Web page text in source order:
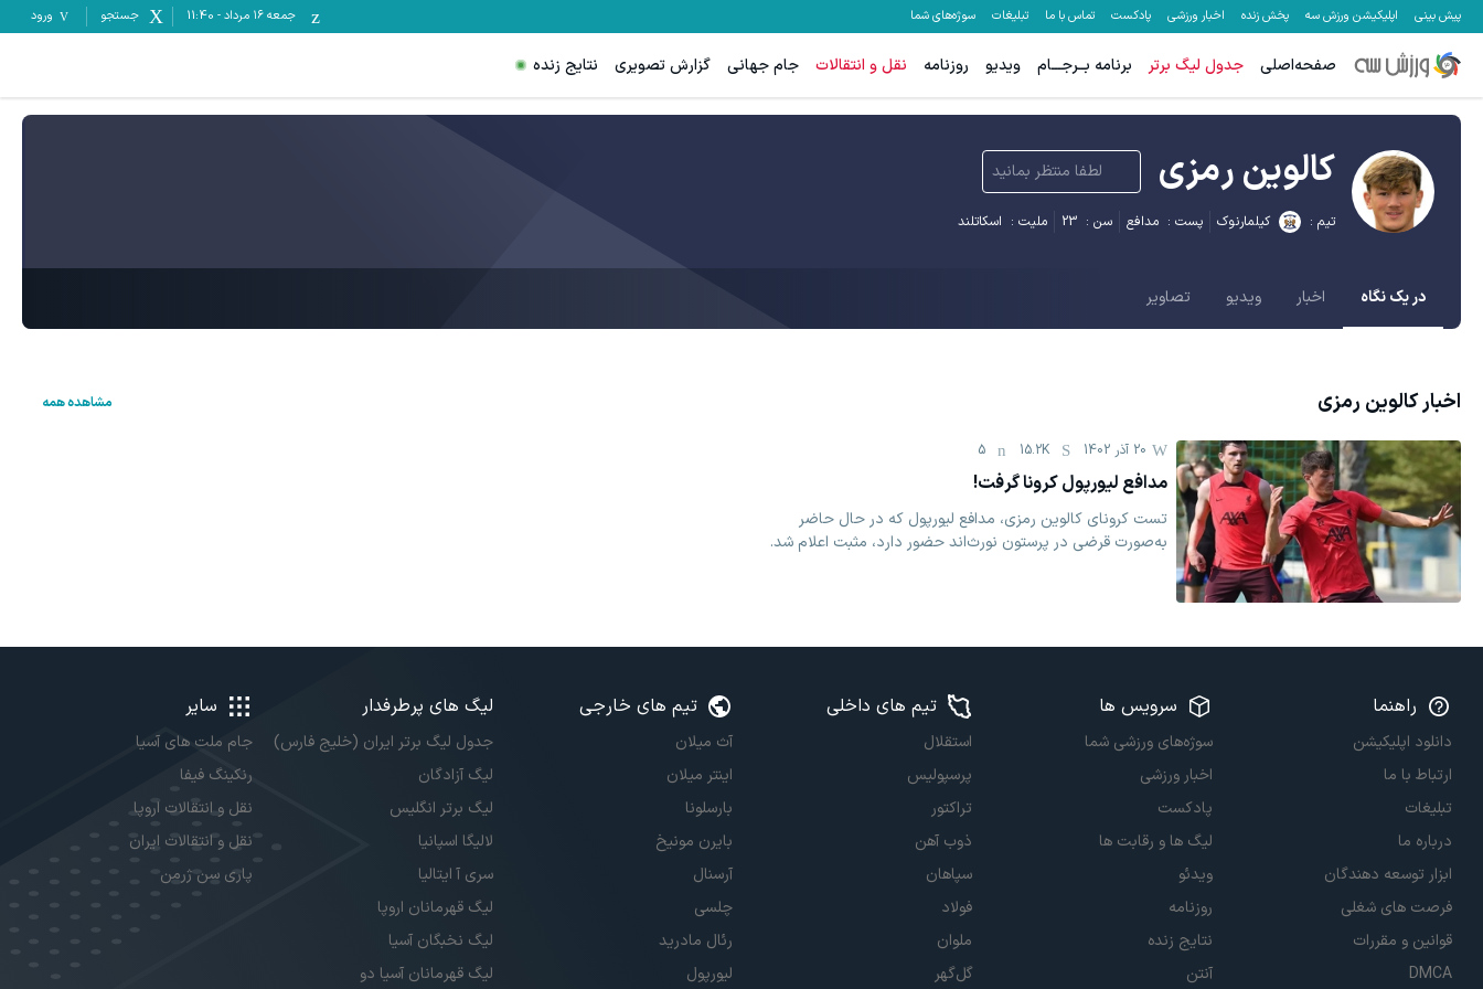
پیش بینی اپلیکیشن ورزش سه پخش زنده اخبار ورزشی پادکست تماس با ما تبلیغات سوژه‌های شما جمعه ۱۶ مرداد -
11:40 جستجو ورود
صفحه‌اصلی جدول لیگ برتر برنامه بــرجـــام ویدیو روزنامه نقل و انتقالات جام جهانی گزارش تصویری نتایج زنده
کالوین رمزی لطفا منتظر بمانید
تیم : کیلمارنوک پست : مدافع سن : 23 ملیت : اسکاتلند
در یک نگاه اخبار ویدیو تصاویر
اخبارکالوین رمزی مشاهده همه
20 آذر 1402 15.2K
5
مدافع لیورپول کرونا گرفت!‏
تست کرونای کالوین رمزی، مدافع لیورپول که در حال حاضر
به‌صورت قرضی در پرستون ‏نورث‌اند حضور دارد، مثبت اعلام شد. ‏
راهنما
دانلود اپلیکیشن
ارتباط با ما
تبلیغات
درباره ما
ابزار توسعه دهندگان
فرصت های شغلی
قوانین و مقررات
DMCA
سرویس ها
سوژه‌های ورزشی شما
اخبار ورزشی
پادکست
لیگ ها و رقابت ها
ویدئو
روزنامه
نتایج زنده
آنتن
تیم های داخلی
استقلال
پرسپولیس
تراکتور
ذوب آهن
سپاهان
فولاد
ملوان
گل‌گهر
تیم های خارجی
آث میلان
اینتر میلان
بارسلونا
بایرن مونیخ
آرسنال
چلسی
رئال مادرید
لیورپول
لیگ های پرطرفدار
جدول لیگ برتر ایران (خلیج فارس)
لیگ آزادگان
لیگ برتر انگلیس
لالیگا اسپانیا
سری آ ایتالیا
لیگ قهرمانان اروپا
لیگ نخبگان آسیا
لیگ قهرمانان آسیا دو
سایر
جام ملت های آسیا
رنکینگ فیفا
نقل و انتقالات اروپا
نقل و انتقالات ایران
پاری سن ژرمن